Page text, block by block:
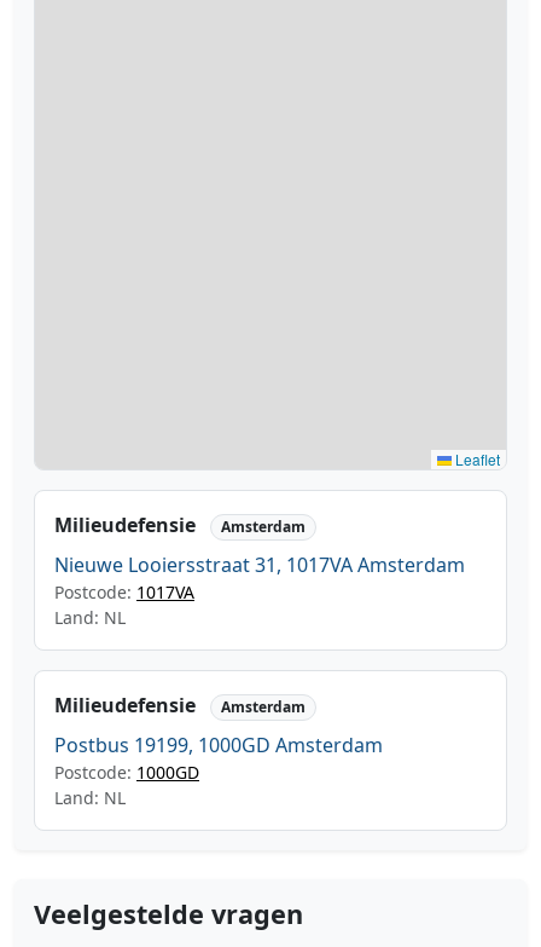
Leaflet
Milieudefensie Amsterdam
Nieuwe Looiersstraat 31, 1017VA Amsterdam
Postcode: 1017VA
Land: NL
Milieudefensie Amsterdam
Postbus 19199, 1000GD Amsterdam
Postcode: 1000GD
Land: NL
Veelgestelde vragen